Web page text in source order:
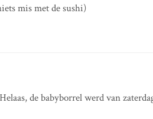
mis met de sushi)
de babyborrel werd van